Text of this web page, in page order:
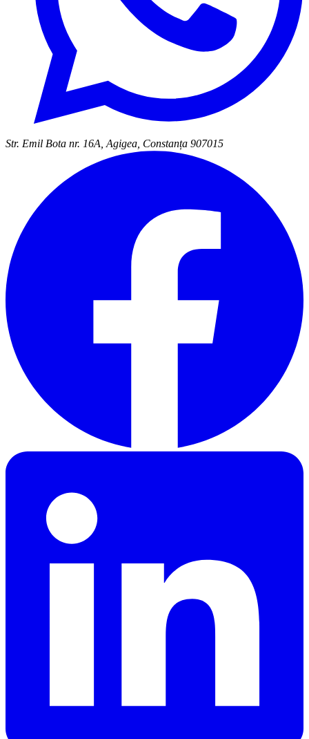
Str. Emil Bota nr. 16A, Agigea, Constanța 907015